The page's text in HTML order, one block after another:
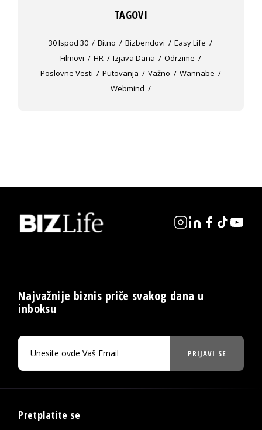
TAGOVI
30 Ispod 30 Bitno Bizbendovi
Easy Life
Filmovi
HR Izjava Dana
Odrzime
Poslovne Vesti
Putovanja Važno
Wannabe
Webmind
Najvažnije biznis priče svakog dana u
inboksu
PRIJAVI SE
Pretplatite se